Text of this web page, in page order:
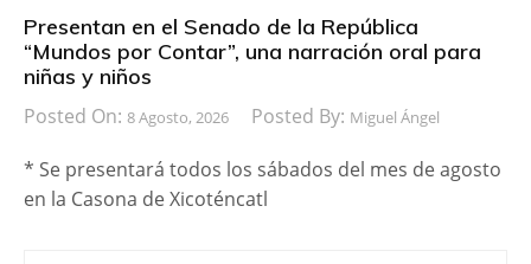
Presentan en el Senado de la República
“Mundos por Contar”, una narración oral para
niñas y niños
Posted On: 8 Agosto, 2026 Posted By: Miguel Ángel
* Se presentará todos los sábados del mes de agosto
en la Casona de Xicoténcatl